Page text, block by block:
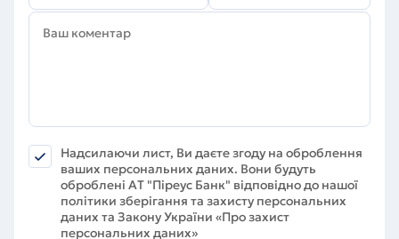
Надсилаючи лист, Ви даєте згоду на оброблення
ваших персональних даних. Вони будуть
оброблені АT "Піреус Банк" відповідно до нашої
політики зберігання та захисту персональних
даних та Закону України «Про захист
персональних даних»